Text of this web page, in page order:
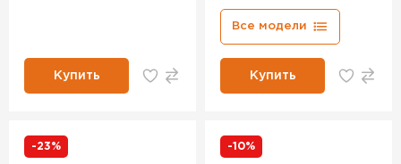
Купить
Все модели
Купить
-23% -10%